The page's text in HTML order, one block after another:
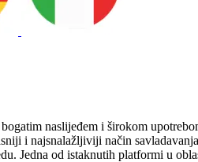
naslijeđem i širokom
i najsnalažljiviji način
Jedna od istaknutih platformi u